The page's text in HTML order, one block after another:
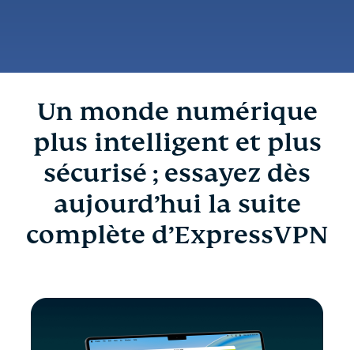
Un monde numérique
plus intelligent et plus
sécurisé ; essayez dès
aujourd’hui la suite
complète d’ExpressVPN